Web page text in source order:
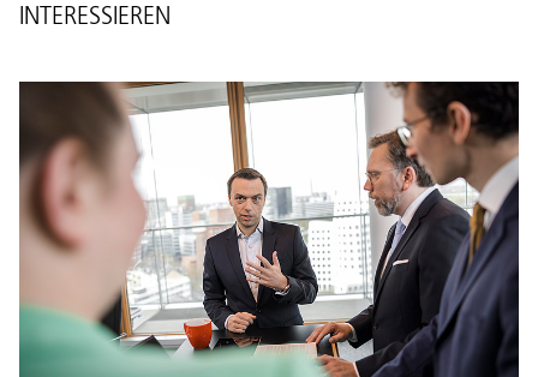
INTERESSIEREN